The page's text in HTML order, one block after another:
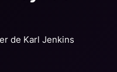
de Karl Jenkins